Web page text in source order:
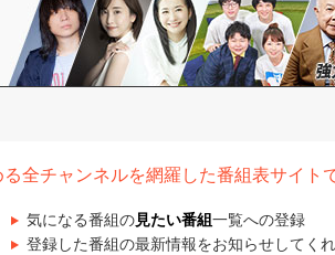
全チャンネルを網羅した番組表サイト
気になる番組の見たい番組 一覧への登録
登録した番組の最新情報をお知らせしてく